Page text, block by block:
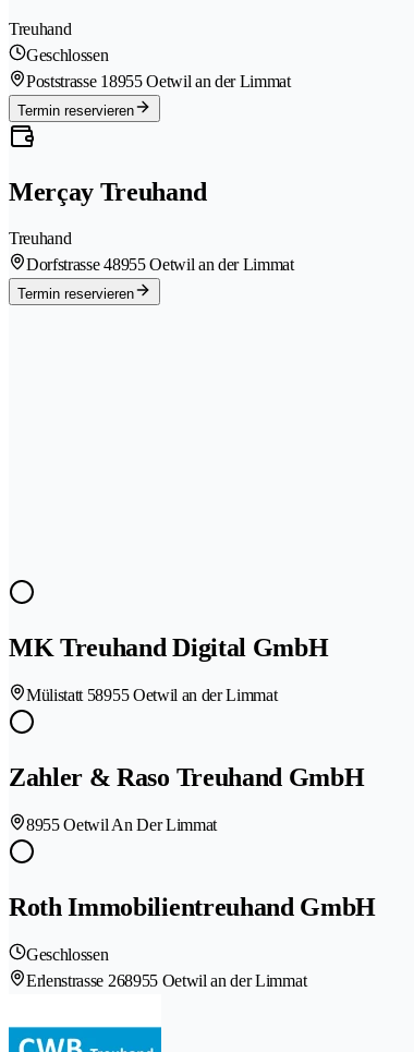
Treuhand
Geschlossen
Poststrasse 18955 Oetwil an der Limmat
Termin reservieren
Merçay Treuhand
Treuhand
Dorfstrasse 48955 Oetwil an der Limmat
Termin reservieren
MK Treuhand Digital GmbH
Mülistatt 58955 Oetwil an der Limmat
Zahler & Raso Treuhand GmbH
8955 Oetwil An Der Limmat
Roth Immobilientreuhand GmbH
Geschlossen
Erlenstrasse 268955 Oetwil an der Limmat